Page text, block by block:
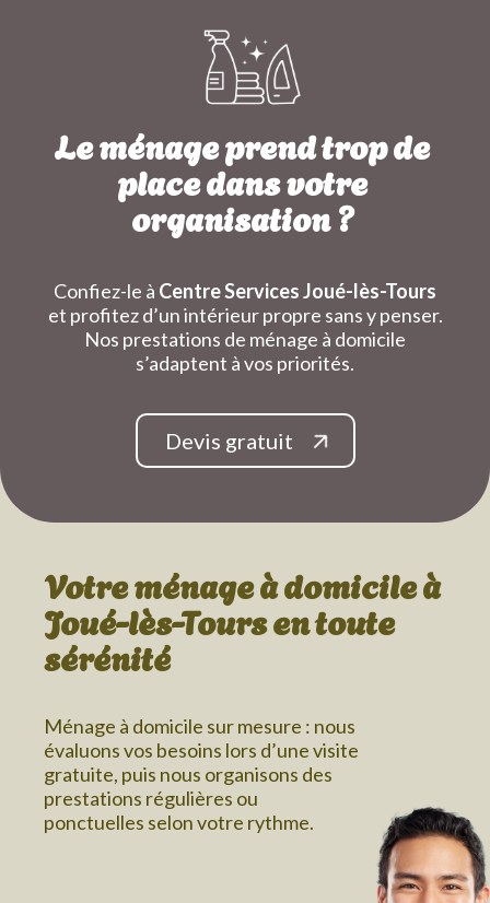
Le ménage prend trop de
place dans votre
organisation ?
Confiez-le à Centre Services Joué-lès-Tours
et profitez d’un intérieur propre sans y penser.
Nos prestations de ménage à domicile
s’adaptent à vos priorités.
Devis gratuit
Votre ménage à domicileà
Joué-lès-Toursen toute
sérénité
Ménage à domicile sur mesure : nous
évaluons vos besoins lors d’une visite
gratuite, puis nous organisons des
prestations régulières ou
ponctuelles selon votre rythme.